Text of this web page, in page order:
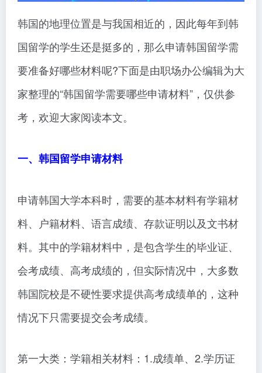
韩国的地理位置是与我国相近的，因此每年到韩
国留学的学生还是挺多的，那么申请韩国留学需
要准备好哪些材料呢?下面是由职场办公编辑为大
家整理的“韩国留学需要哪些申请材料”，仅供参
考，欢迎大家阅读本文。
一、韩国留学申请材料
申请韩国大学本科时，需要的基本材料有学籍材
料、户籍材料、语言成绩、存款证明以及文书材
料。其中的学籍材料中，是包含学生的毕业证、
会考成绩、高考成绩的，但实际情况中，大多数
韩国院校是不硬性要求提供高考成绩单的，这种
情况下只需要提交会考成绩。
第一大类：学籍相关材料：1.成绩单、2.学历证